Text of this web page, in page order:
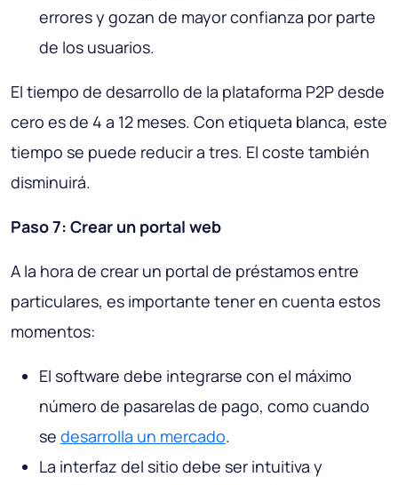
errores y gozan de mayor confianza por parte
de los usuarios.
El tiempo de desarrollo de la plataforma P2P desde
cero es de 4 a 12 meses. Con etiqueta blanca, este
tiempo se puede reducir a tres. El coste también
disminuirá.
Paso 7: Crear un portal web
A la hora de crear un portal de préstamos entre
particulares, es importante tener en cuenta estos
momentos:
El software debe integrarse con el máximo
número de pasarelas de pago, como cuando
se desarrolla un mercado.
La interfaz del sitio debe ser intuitiva y